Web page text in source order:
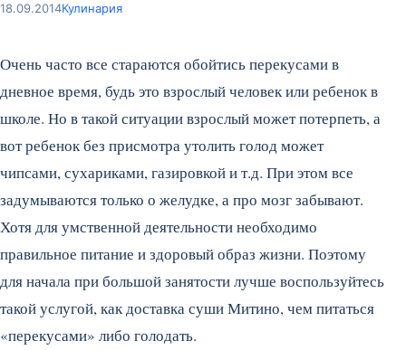
18.09.2014Кулинария
Очень часто все стараются обойтись перекусами в
дневное время, будь это взрослый человек или ребенок в
школе. Но в такой ситуации взрослый может потерпеть, а
вот ребенок без присмотра утолить голод может
чипсами, сухариками, газировкой и т.д. При этом все
задумываются только о желудке, а про мозг забывают.
Хотя для умственной деятельности необходимо
правильное питание и здоровый образ жизни. Поэтому
для начала при большой занятости лучше воспользуйтесь
такой услугой, как доставка суши Митино, чем питаться
«перекусами» либо голодать.